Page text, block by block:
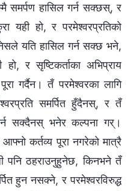
समर्पण हासिल गर्न सक्छस्, र
यही हो, र परमेश्‍वरप्रतिको
यति हासिल गर्न सक्छ भने,
र सृष्टिकर्ताका अभिप्राय
गर्दैन। तँ परमेश्‍वरका लागि
समर्पित हुँदैनस्, र तँ
सक्दैनस् भनेर कल्पना गर्।
कर्तव्य पूरा नगरेको मात्रै
पनि ठहराउनुहुनेछ, किनभने तँ
हुन नसक्ने, र परमेश्‍वरविरुद्ध